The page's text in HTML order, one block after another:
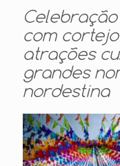
com
atrações
grandes
nordestina